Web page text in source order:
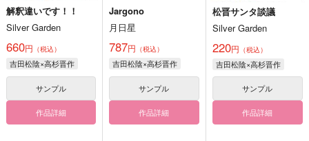
解釈違いです！！
Silver Garden
660円 （税込）
吉田松陰×高杉晋作
サンプル
作品詳細
Jargono
月日星
787円 （税込）
吉田松陰×高杉晋作
サンプル
作品詳細
松晋サンタ談議
Silver Garden
220円 （税込）
吉田松陰×高杉晋作
サンプル
作品詳細